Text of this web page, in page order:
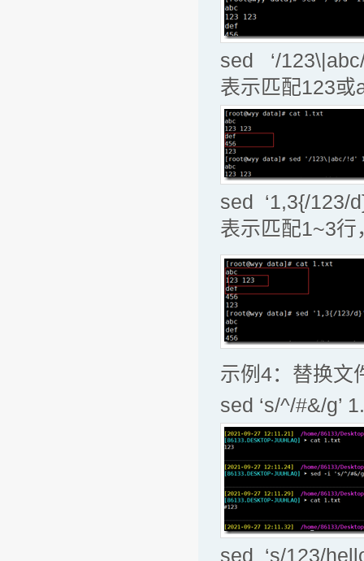
sed ‘/
表示匹配123或
sed ‘1,3{/
表示匹配1~3
示例4：替换文
sed ‘s/^/#&/g’
sed ‘s/123/